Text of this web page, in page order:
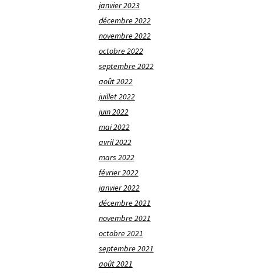
janvier 2023
décembre 2022
novembre 2022
octobre 2022
septembre 2022
août 2022
juillet 2022
juin 2022
mai 2022
avril 2022
mars 2022
février 2022
janvier 2022
décembre 2021
novembre 2021
octobre 2021
septembre 2021
août 2021